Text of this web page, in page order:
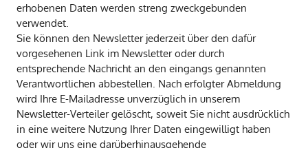
erhobenen Daten werden streng zweckgebunden
verwendet.
Sie können den Newsletter jederzeit über den dafür
vorgesehenen Link im Newsletter oder durch
entsprechende Nachricht an den eingangs genannten
Verantwortlichen abbestellen. Nach erfolgter Abmeldung
wird Ihre E-Mailadresse unverzüglich in unserem
Newsletter-Verteiler gelöscht, soweit Sie nicht ausdrücklich
in eine weitere Nutzung Ihrer Daten eingewilligt haben
oder wir uns eine darüberhinausgehende